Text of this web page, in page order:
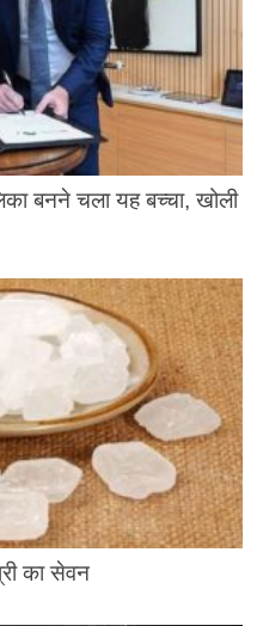
बनने चला यह बच्चा, खोली
का सेवन